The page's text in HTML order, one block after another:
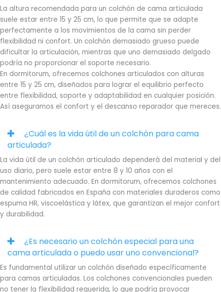
La altura recomendada para un colchón de cama articulada
suele estar entre 15 y 25 cm, lo que permite que se adapte
perfectamente a los movimientos de la cama sin perder
flexibilidad ni confort. Un colchón demasiado grueso puede
dificultar la articulación, mientras que uno demasiado delgado
podría no proporcionar el soporte necesario.
En dormitorum, ofrecemos colchones articulados con alturas
entre 15 y 25 cm, diseñados para lograr el equilibrio perfecto
entre flexibilidad, soporte y adaptabilidad en cualquier posición.
Así aseguramos el confort y el descanso reparador que mereces.
¿Cuál es la vida útil de un colchón para cama
articulada?
La vida útil de un colchón articulado dependerá del material y del
uso diario, pero suele estar entre 8 y 10 años con el
mantenimiento adecuado. En dormitorum, ofrecemos colchones
de calidad fabricados en España con materiales duraderos como
espuma HR, viscoelástica y látex, que garantizan el mejor confort
y durabilidad.
¿Es necesario un colchón especial para una
cama articulada o puedo usar uno convencional?
Es fundamental utilizar un colchón diseñado específicamente
para camas articuladas. Los colchones convencionales pueden
no tener la flexibilidad requerida, lo que podría provocar